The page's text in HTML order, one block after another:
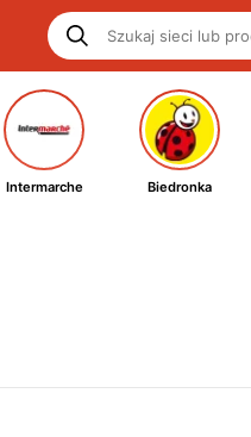
Intermarche Biedronka